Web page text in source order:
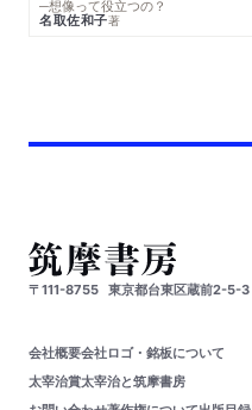
─想像って役立つの？
名取佐和子著
〒111-8755 東京都台東区蔵前2-5-3
会社概要会社ロゴ・銘板について
太宰治賞太宰治と筑摩書房